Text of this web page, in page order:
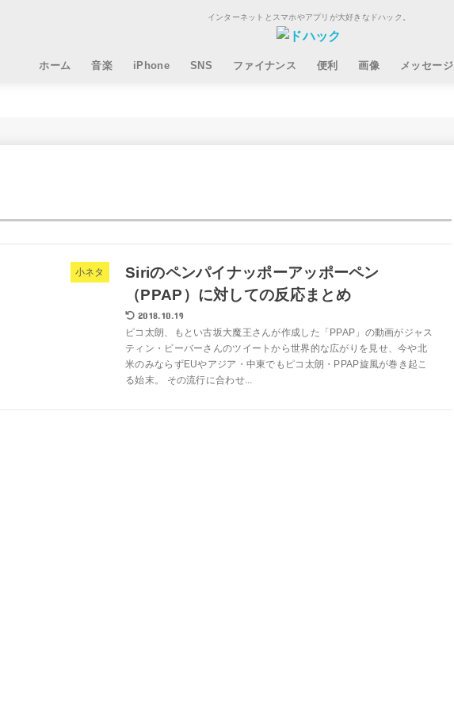
インターネットとスマホやアプリが大好きなドハック。
ホーム 音楽 iPhone SNS ファイナンス 便利 画像 メッセージ
小ネタ
Siriのペンパイナッポーアッポーペン
（PPAP）に対しての反応まとめ
2018.10.19
ピコ太朗、もとい古坂大魔王さんが作成した「PPAP」の動画がジャス
ティン・ビーバーさんのツイートから世界的な広がりを見せ、今や北
米のみならずEUやアジア・中東でもピコ太朗・PPAP旋風が巻き起こ
る始末。 その流行に合わせ...